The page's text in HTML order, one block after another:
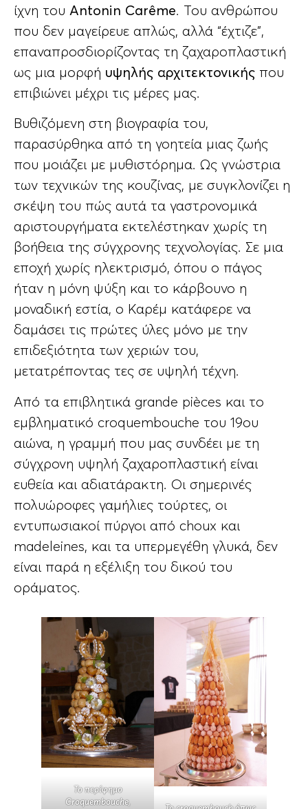
ίχνη του Antonin Carême. Του ανθρώπου
που δεν μαγείρευε απλώς, αλλά “έχτιζε”,
επαναπροσδιορίζοντας τη ζαχαροπλαστική
ως μια μορφή υψηλής αρχιτεκτονικής που
επιβιώνει μέχρι τις μέρες μας.
Βυθιζόμενη στη βιογραφία του,
παρασύρθηκα από τη γοητεία μιας ζωής
που μοιάζει με μυθιστόρημα. Ως γνώστρια
των τεχνικών της κουζίνας, με συγκλονίζει η
σκέψη του πώς αυτά τα γαστρονομικά
αριστουργήματα εκτελέστηκαν χωρίς τη
βοήθεια της σύγχρονης τεχνολογίας. Σε μια
εποχή χωρίς ηλεκτρισμό, όπου ο πάγος
ήταν η μόνη ψύξη και το κάρβουνο η
μοναδική εστία, ο Καρέμ κατάφερε να
δαμάσει τις πρώτες ύλες μόνο με την
επιδεξιότητα των χεριών του,
μετατρέποντας τες σε υψηλή τέχνη.
Από τα επιβλητικά grande pièces και το
εμβληματικό croquembouche του 19ου
αιώνα, η γραμμή που μας συνδέει με τη
σύγχρονη υψηλή ζαχαροπλαστική είναι
ευθεία και αδιατάρακτη. Οι σημερινές
πολυώροφες γαμήλιες τούρτες, οι
εντυπωσιακοί πύργοι από choux και
madeleines, και τα υπερμεγέθη γλυκά, δεν
είναι παρά η εξέλιξη του δικού του
οράματος.
Το περίφημο
Croquembouche,